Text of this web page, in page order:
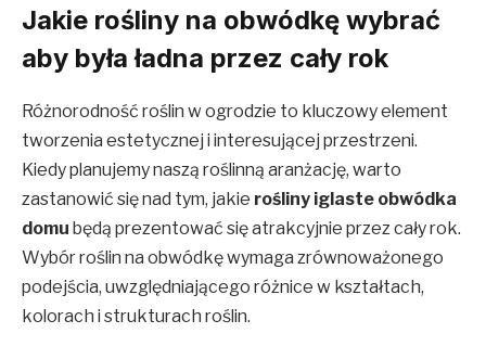
Jakie rośliny na obwódkę wybrać
aby była ładna przez cały rok
Różnorodność roślin w ogrodzie to kluczowy element
tworzenia estetycznej i interesującej przestrzeni.
Kiedy planujemy naszą roślinną aranżację, warto
zastanowić się nad tym, jakie rośliny iglaste obwódka
domu będą prezentować się atrakcyjnie przez cały rok.
Wybór roślin na obwódkę wymaga zrównoważonego
podejścia, uwzględniającego różnice w kształtach,
kolorach i strukturach roślin.